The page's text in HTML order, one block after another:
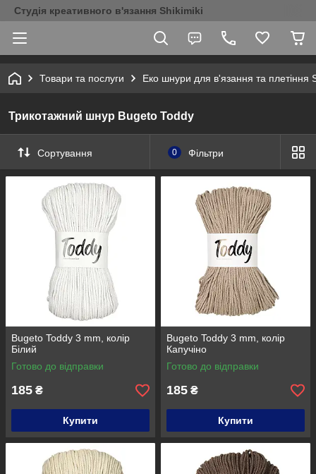
Студія креативного в'язання Shikimiki
Товари та послуги Еко шнури для в'язання та плетіння
Трикотажний шнур Bugeto Toddy
Сортування 0 Фільтри
Bugeto Toddy 3 mm, колір
Білий
Готово до відправки
185 ₴
Купити
Bugeto Toddy 3 mm, колір
Капучіно
Готово до відправки
185 ₴
Купити